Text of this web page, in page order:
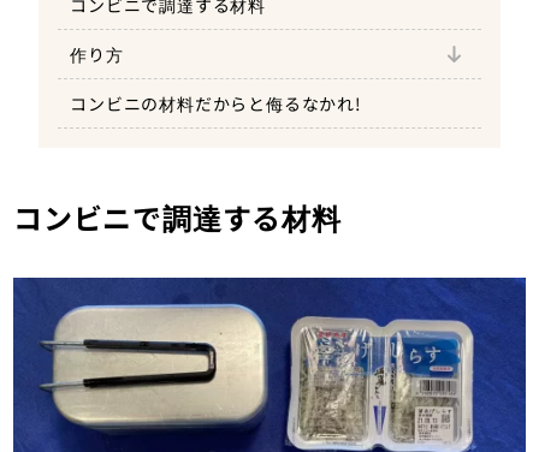
作り方
お米に水を吸わせる
コンビニで調達した材料を載せる
炊飯〜蒸らしで完成
コンビニの材料だからと侮るなかれ!
コンビニで調達する材料